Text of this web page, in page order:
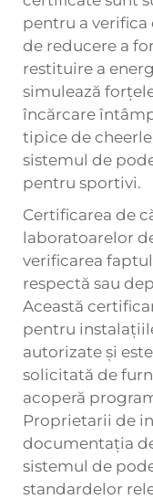
pentru a
de reducere a
restituire a
simulează
încărcare
tipice de
sistemul de
pentru sportivi.
Certificarea de
laboratoarelor
verificarea
respectă sau
Această
pentru
autorizate și
solicitată de
acoperă
Proprietarii de
documentația
sistemul de
standardelor